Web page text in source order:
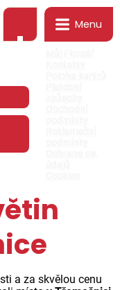
Menu
a za skvělou cenu